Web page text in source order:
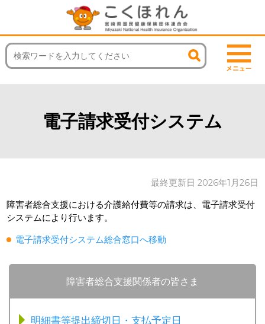
電子請求受付システム
最終更新日 2026年1月26日
障害者総合支援における介護給付費等の請求は、電子請求受付
システムにより行います。
電子請求受付システム総合窓口へ移動
障害者総合支援関係者の皆さま
明細書等提出締切日・支払予定日